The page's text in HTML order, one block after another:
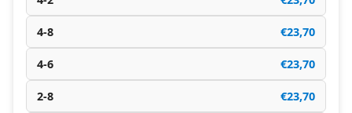
4-8 €23,70
4-6 €23,70
2-8 €23,70